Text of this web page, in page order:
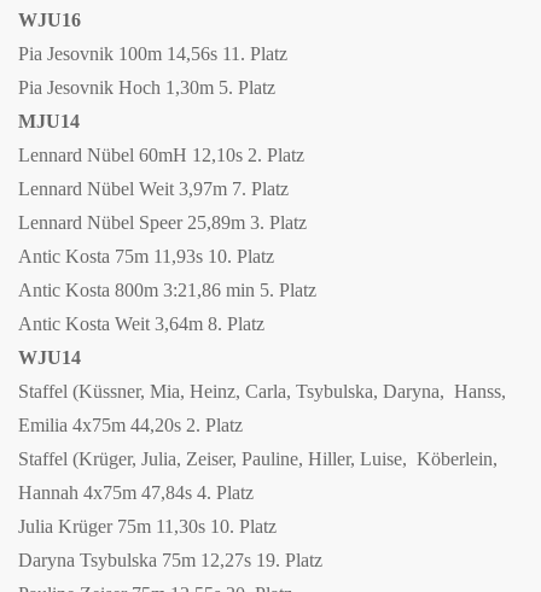
WJU16
Pia Jesovnik 100m 14,56s 11. Platz
Pia Jesovnik Hoch 1,30m 5. Platz
MJU14
Lennard Nübel 60mH 12,10s 2. Platz
Lennard Nübel Weit 3,97m 7. Platz
Lennard Nübel Speer 25,89m 3. Platz
Antic Kosta 75m 11,93s 10. Platz
Antic Kosta 800m 3:21,86 min 5. Platz
Antic Kosta Weit 3,64m 8. Platz
WJU14
Staffel (Küssner, Mia, Heinz, Carla, Tsybulska, Daryna, Hanss,
Emilia 4x75m 44,20s 2. Platz
Staffel (Krüger, Julia, Zeiser, Pauline, Hiller, Luise, Köberlein,
Hannah 4x75m 47,84s 4. Platz
Julia Krüger 75m 11,30s 10. Platz
Daryna Tsybulska 75m 12,27s 19. Platz